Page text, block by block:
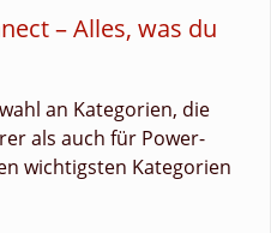
– Alles, was du
an Kategorien, die
als auch für Power-
wichtigsten Kategorien